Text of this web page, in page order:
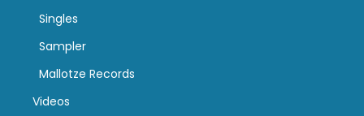
Singles
Sampler
Mallotze Records
Videos